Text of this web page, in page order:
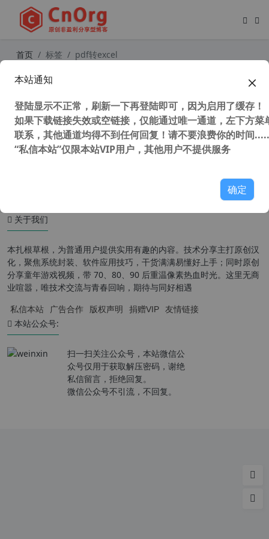
首页 标签 pdf转excel
关于我们
本扎根草根，为普通用户提供实用有趣的内容。技术分享主打原创汉
化，聚焦系统封装、软件应用技巧，干货满满易懂好上手；同时原创
分享童年游戏视频，带 70、80、90 后重温像素热血时光。这里无商
业喧嚣，唯技术交流与青春回响，期待与同好相遇
私信本站 广告合作 版权声明 捐赠VIP 友情链接
本站公众号:
扫一扫关注公众号，本站微信公
众号仅用于获取解压密码，谢绝
私信留言，拒绝回复。
微信公众号不引流，不回复。
本站通知
登陆显示不正常，刷新一下再登陆即可，因为启用了缓存！
如果下载链接失效或空链接，仅能通过唯一通道，左下方菜
联系，其他通道均得不到任何回复！请不要浪费你的时间
“私信本站”仅限本站VIP用户，其他用户不提供服务
确定